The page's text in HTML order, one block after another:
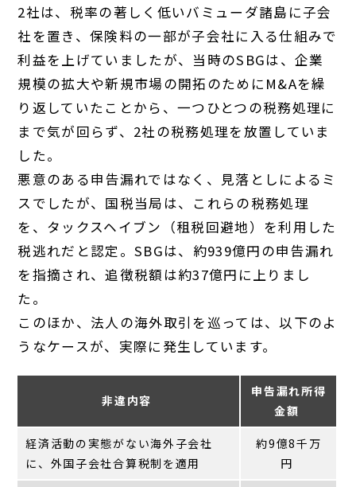
2社は、税率の著しく低いバミューダ諸島に子会
社を置き、保険料の一部が子会社に入る仕組みで
利益を上げていましたが、当時のSBGは、企業
規模の拡大や新規市場の開拓のためにM&Aを繰
り返していたことから、一つひとつの税務処理に
まで気が回らず、2社の税務処理を放置していま
した。
悪意のある申告漏れではなく、見落としによるミ
スでしたが、国税当局は、これらの税務処理
を、タックスヘイブン（租税回避地）を利用した
税逃れだと認定。SBGは、約939億円の申告漏れ
を指摘され、追徴税額は約37億円に上りまし
た。
このほか、法人の海外取引を巡っては、以下のよ
うなケースが、実際に発生しています。
非違内容
申告漏れ所得
金額
経済活動の実態がない海外子会社
に、外国子会社合算税制を適用
約9億8千万
円